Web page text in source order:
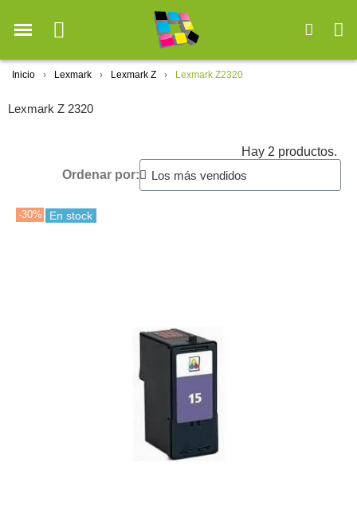
Inicio Lexmark Lexmark Z Lexmark Z2320
Lexmark Z 2320
Hay 2 productos.
Ordenar por:
-30% En stock